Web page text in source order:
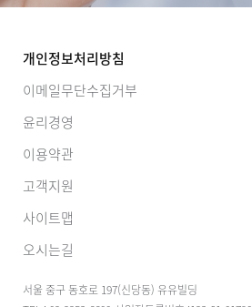
개인정보처리방침
이메일무단수집거부
윤리경영
이용약관
고객지원
사이트맵
오시는길
서울 중구 동호로 197(신당동) 유유빌딩